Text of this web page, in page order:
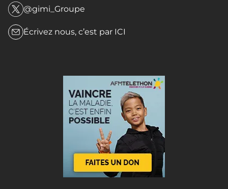
@gimi_Groupe
Écrivez nous, c’est par ICI